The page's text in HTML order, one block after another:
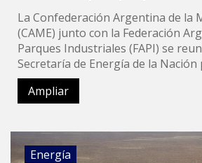
La Confederación Argentina de la
(CAME) junto con la Federación
Parques Industriales (FAPI) se
Secretaría de Energía de la
Ampliar
Energía